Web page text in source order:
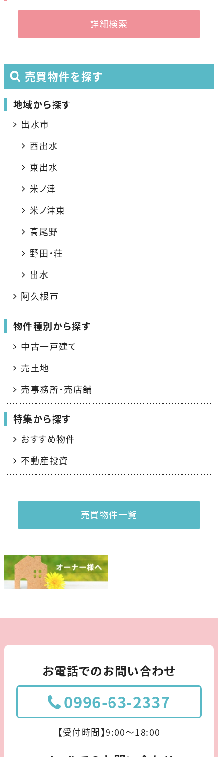
詳細検索
売買物件を探す
地域から探す
出水市
西出水
東出水
米ノ津
米ノ津東
高尾野
野田・荘
出水
阿久根市
物件種別から探す
中古一戸建て
売土地
売事務所・売店舗
特集から探す
おすすめ物件
不動産投資
売買物件一覧
お電話でのお問い合わせ
0996-63-2337
【受付時間】9:00〜18:00